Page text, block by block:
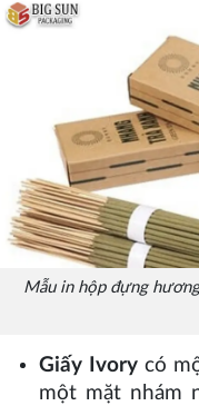
Mẫu in hộp đựng
Giấy Ivorycó
một mặt nhám